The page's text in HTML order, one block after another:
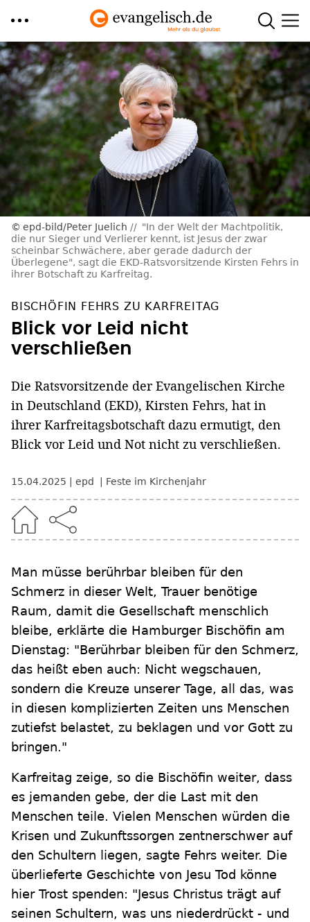
Direkt
zum
Inhalt
epd-bild/Peter Juelich
"In der Welt der Machtpolitik,
die nur Sieger und Verlierer kennt, ist Jesus der zwar
scheinbar Schwächere, aber gerade dadurch der
Überlegene", sagt die EKD-Ratsvorsitzende Kirsten Fehrs in
ihrer Botschaft zu Karfreitag.
BISCHÖFIN FEHRS ZU KARFREITAG
Blick vor Leid nicht
verschließen
Die Ratsvorsitzende der Evangelischen Kirche
in Deutschland (EKD), Kirsten Fehrs, hat in
ihrer Karfreitagsbotschaft dazu ermutigt, den
Blick vor Leid und Not nicht zu verschließen.
15.04.2025 epd Feste im Kirchenjahr
Man müsse berührbar bleiben für den
Schmerz in dieser Welt, Trauer benötige
Raum, damit die Gesellschaft menschlich
bleibe, erklärte die Hamburger Bischöfin am
Dienstag: "Berührbar bleiben für den Schmerz,
das heißt eben auch: Nicht wegschauen,
sondern die Kreuze unserer Tage, all das, was
in diesen komplizierten Zeiten uns Menschen
zutiefst belastet, zu beklagen und vor Gott zu
bringen."
Karfreitag zeige, so die Bischöfin weiter, dass
es jemanden gebe, der die Last mit den
Menschen teile. Vielen Menschen würden die
Krisen und Zukunftssorgen zentnerschwer auf
den Schultern liegen, sagte Fehrs weiter. Die
überlieferte Geschichte von Jesu Tod könne
hier Trost spenden: "Jesus Christus trägt auf
seinen Schultern, was uns niederdrückt - und